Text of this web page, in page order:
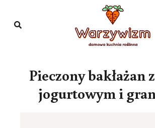
Domowa
Pieczony bakłażan
jogurtowym i